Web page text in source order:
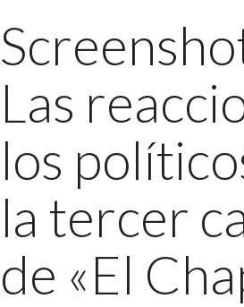
Las
los
la tercer
de «El